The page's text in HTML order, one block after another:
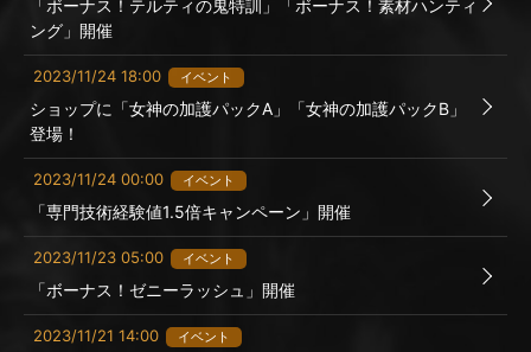
「ボーナス！テルティの鬼特訓」「ボーナス！素材ハンティ
ング」開催
2023/11/24 18:00 イベント
ショップに「女神の加護パックA」「女神の加護パックB」
登場！
2023/11/24 00:00 イベント
「専門技術経験値1.5倍キャンペーン」開催
2023/11/23 05:00 イベント
「ボーナス！ゼニーラッシュ」開催
2023/11/21 14:00 イベント